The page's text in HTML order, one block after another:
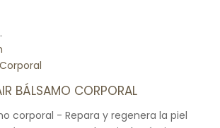
BÁLSAMO CORPORAL
corporal - Repara y regenera la piel